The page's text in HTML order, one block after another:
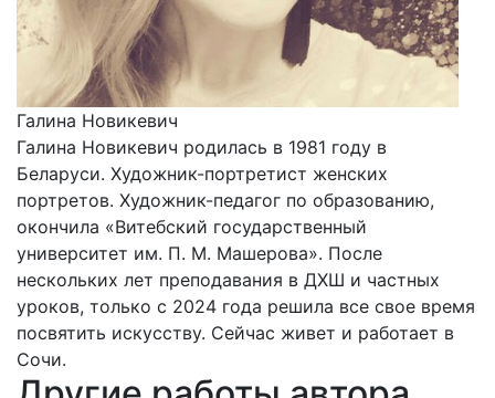
Галина Новикевич
Галина Новикевич родилась в 1981 году в
Беларуси. Художник-портретист женских
портретов. Художник-педагог по образованию,
окончила «Витебский государственный
университет им. П. М. Машерова». После
нескольких лет преподавания в ДХШ и частных
уроков, только с 2024 года решила все свое время
посвятить искусству. Сейчас живет и работает в
Сочи.